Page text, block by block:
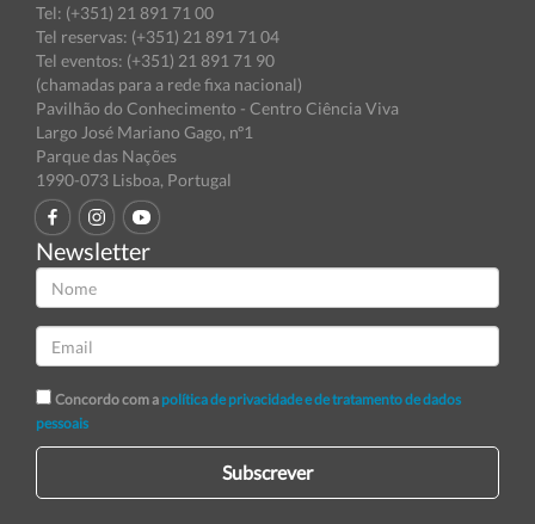
Tel: (+351) 21 891 71 00
Tel reservas: (+351) 21 891 71 04
Tel eventos: (+351) 21 891 71 90
(chamadas para a rede fixa nacional)
Pavilhão do Conhecimento - Centro Ciência Viva
Largo José Mariano Gago, nº1
Parque das Nações
1990-073 Lisboa, Portugal
Newsletter
Concordo com a política de privacidade e de tratamento de dados
pessoais
Subscrever